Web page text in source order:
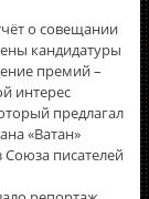
о совещании
кандидатуры
премий –
интерес
предлагал
«Ватан»
Союза писателей